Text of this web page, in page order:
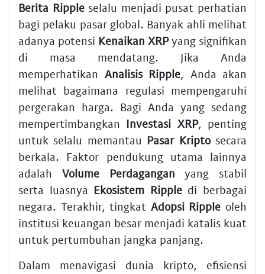
Berita Rippleselalu menjadi pusat perhatian
bagi pelaku pasar global. Banyak ahli melihat
adanya potensi Kenaikan XRPyang signifikan
di masa mendatang. Jika Anda
memperhatikan Analisis Ripple, Anda akan
melihat bagaimana regulasi mempengaruhi
pergerakan harga. Bagi Anda yang sedang
mempertimbangkan Investasi XRP, penting
untuk selalu memantau Pasar Kriptosecara
berkala. Faktor pendukung utama lainnya
adalah Volume Perdagangan yang stabil
serta luasnya Ekosistem Rippledi berbagai
negara. Terakhir, tingkat Adopsi Ripple oleh
institusi keuangan besar menjadi katalis kuat
untuk pertumbuhan jangka panjang.
Dalam menavigasi dunia kripto, efisiensi